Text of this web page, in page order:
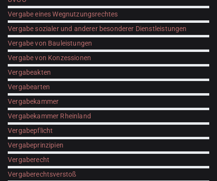
Vergabe eines Wegnutzungsrechtes
Vergabe sozialer und anderer besonderer Dienstleistungen
Vergabe von Bauleistungen
Vergabe von Konzessionen
Vergabeakten
Vergabearten
Vergabekammer
Vergabekammer Rheinland
Vergabepflicht
Vergabeprinzipien
Vergaberecht
Vergaberechtsverstoß